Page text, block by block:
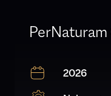
PerNaturam
2026